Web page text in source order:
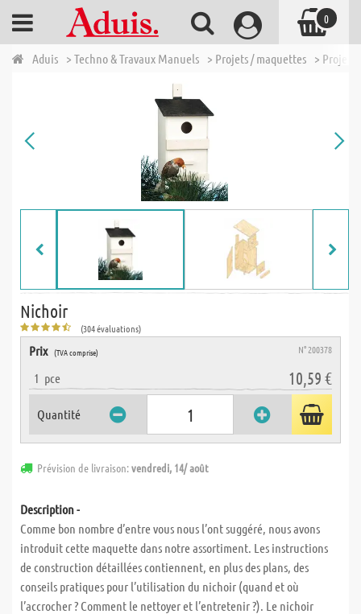
Aduis > Techno & Travaux Manuels > Projets / maquettes > Projets
Nichoir
(304 évaluations)
Prix (TVA comprise) N° 200378
1 pce 10,59 €
Quantité
Prévision de livraison:vendredi, 14/ août
Description -
Comme bon nombre d’entre vous nous l’ont suggéré, nous avons
introduit cette maquette dans notre assortiment. Les instructions
de construction détaillées contiennent, en plus des plans, des
conseils pratiques pour l’utilisation du nichoir (quand et où
l’accrocher ? Comment le nettoyer et l’entretenir ?). Le nichoir
0